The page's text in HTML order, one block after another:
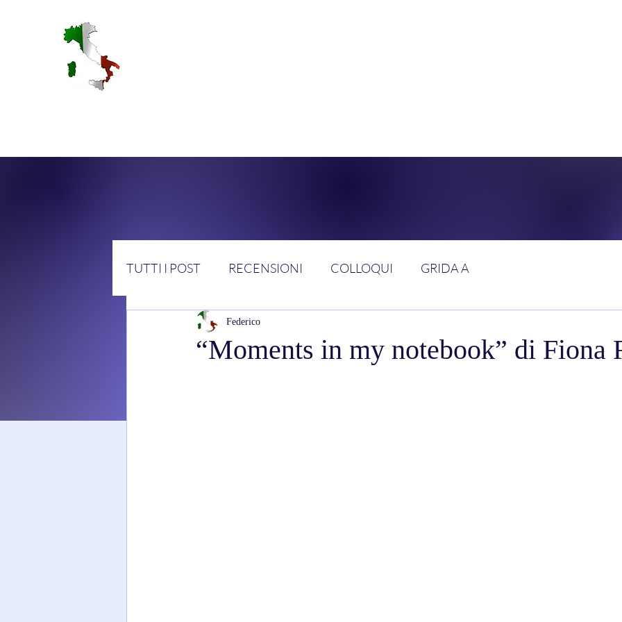
TUTTI I POST RECENSIONI COLLOQUI GRIDA A
“Moments in my notebook” di Fiona
Federico